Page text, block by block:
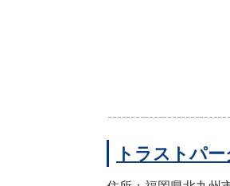
トラストパ